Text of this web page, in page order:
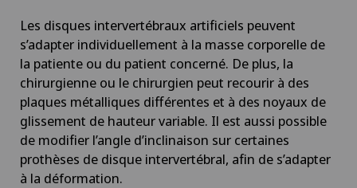
Les disques intervertébraux artificiels peuvent
s’adapter individuellement à la masse corporelle de
la patiente ou du patient concerné. De plus, la
chirurgienne ou le chirurgien peut recourir à des
plaques métalliques différentes et à des noyaux de
glissement de hauteur variable. Il est aussi possible
de modifier l’angle d’inclinaison sur certaines
prothèses de disque intervertébral, afin de s’adapter
à la déformation.